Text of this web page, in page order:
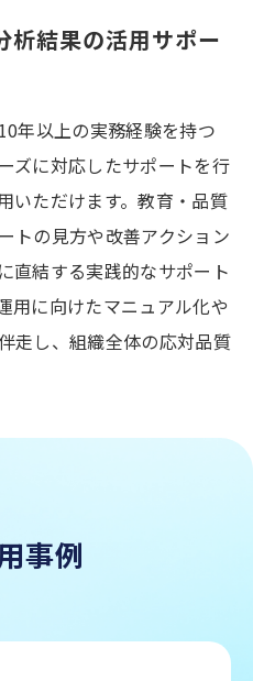
情データに基づいた客観
人的判断から脱却し、公
実現
減・業務効率化・保険
す。
析結果の活用サポー
年以上の実務経験を持つ
ズに対応したサポートを行
いただけます。教育・品質
トの見方や改善アクション
直結する実践的なサポート
用に向けたマニュアル化や
走し、組織全体の応対品質
事例